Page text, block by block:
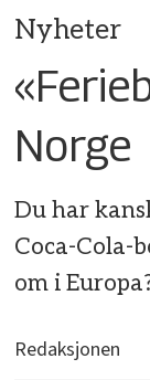
Nyheter
Norge
Du har
Coca-Cola-
om i
Redaksjonen